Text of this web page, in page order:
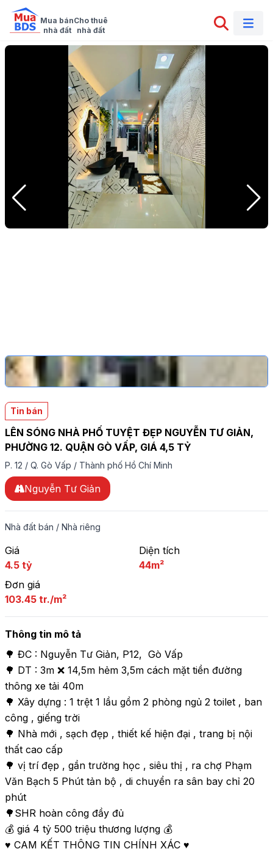
Mua bán
nhà đất
Cho thuê
nhà đất
Tin bán
LÊN SÓNG NHÀ PHỐ TUYỆT ĐẸP NGUYỄN TƯ GIẢN,
PHƯỜNG 12. QUẬN GÒ VẤP, GIÁ 4,5 TỶ
P. 12 / Q. Gò Vấp / Thành phố Hồ Chí Minh
Nguyễn Tư Giản
Nhà đất bán / Nhà riêng
Giá
4.5 tỷ
Diện tích
44m²
Đơn giá
103.45 tr./m²
Thông tin mô tả
🌳 ĐC : Nguyễn Tư Giản, P12,  Gò Vấp
🌳 DT : 3m ❌ 14,5m hẻm 3,5m cách mặt tiền đường
thông xe tải 40m
🌳 Xây dựng : 1 trệt 1 lầu gồm 2 phòng ngủ 2 toilet , ban
công , giếng trời
🌳 Nhà mới , sạch đẹp , thiết kế hiện đại , trang bị nội
thất cao cấp
🌳 vị trí đẹp , gần trường học , siêu thị , ra chợ Phạm
Văn Bạch 5 Phút tản bộ , di chuyển ra sân bay chỉ 20
phút
🌳SHR hoàn công đầy đủ
💰 giá 4 tỷ 500 triệu thương lượng 💰
♥️ CAM KẾT THÔNG TIN CHÍNH XÁC ♥️